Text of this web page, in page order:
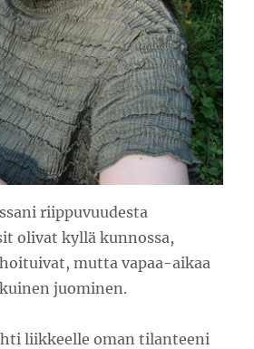
riippuvuudesta
olivat kyllä kunnossa,
mutta vapaa-aikaa
juominen.
liikkeelle oman tilanteeni